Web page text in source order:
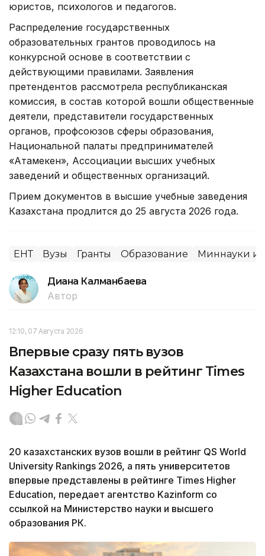
юристов, психологов и педагогов.
Распределение государственных
образовательных грантов проводилось на
конкурсной основе в соответствии с
действующими правилами. Заявления
претендентов рассмотрела республиканская
комиссия, в состав которой вошли общественные
деятели, представители государственных
органов, профсоюзов сферы образования,
Национальной палаты предпринимателей
«Атамекен», Ассоциации высших учебных
заведений и общественных организаций.
Прием документов в высшие учебные заведения
Казахстана продлится до 25 августа 2026 года.
ЕНТ Вузы Гранты Образование Миннауки и
Диана Калманбаева
Автор
12:10, 07 Августа 2026
Впервые сразу пять вузов
Казахстана вошли в рейтинг Times
Higher Education
20 казахстанских вузов вошли в рейтинг QS World
University Rankings 2026, а пять университетов
впервые представлены в рейтинге Times Higher
Education, передает агентство Kazinform со
ссылкой на Министерство науки и высшего
образования РК.